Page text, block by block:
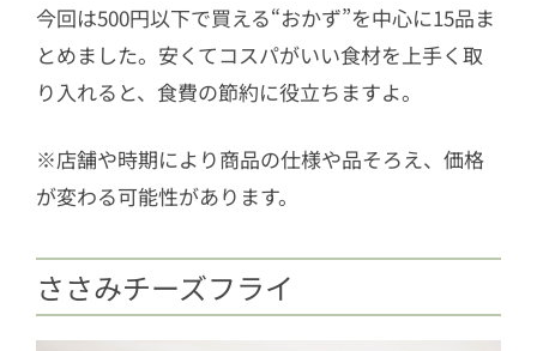
1.9紅生姜鶏から揚げ
1.10 和風鶏もも唐揚げ
1.12ロールキャベツのトマト煮
1.13ピリピリチキン
1.15ミートコロッケ
2節約を助ける“業務スーパー”の食材を
今回は500円以下で買える“おかず”を中心に15品ま
とめました。安くてコスパがいい食材を上手く取
り入れると、食費の節約に役立ちますよ。
※店舗や時期により商品の仕様や品そろえ、価格
が変わる可能性があります。
ささみチーズフライ